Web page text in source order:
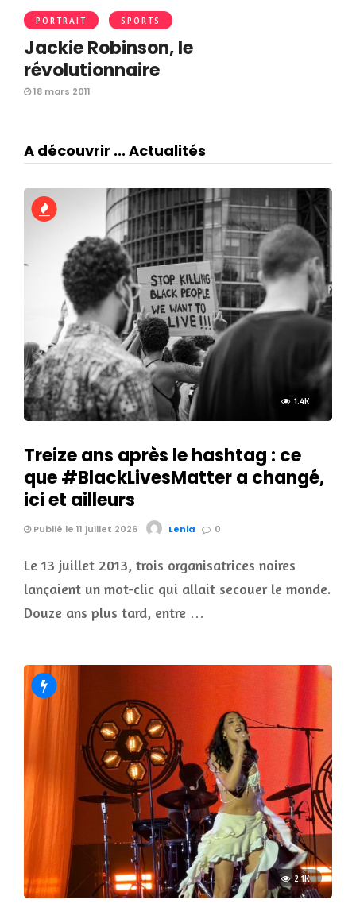
PORTRAIT SPORTS
Jackie Robinson, le
révolutionnaire
18 mars 2011
A découvrir ... Actualités
1.4K
Treize ans après le hashtag : ce
que #BlackLivesMatter a changé,
ici et ailleurs
Publié le 11 juillet 2026 Lenia 0
Le 13 juillet 2013, trois organisatrices noires
lançaient un mot-clic qui allait secouer le monde.
Douze ans plus tard, entre …
2.1K